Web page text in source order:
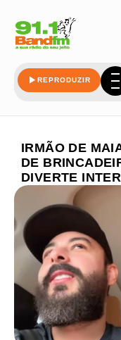
REPRODUZIR
IRMÃO DE
DE
DIVERTE